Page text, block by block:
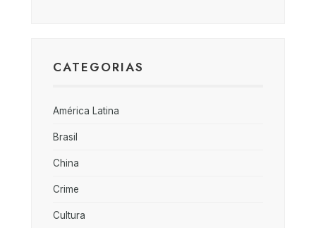
CATEGORIAS
América Latina
Brasil
China
Crime
Cultura